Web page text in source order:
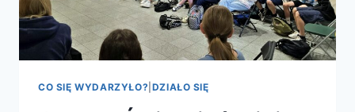
CO SIĘ WYDARZYŁO? DZIAŁO SIĘ